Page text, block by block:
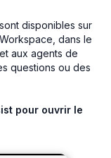
disponibles sur
dans le
aux agents de
questions ou des
pour ouvrir le